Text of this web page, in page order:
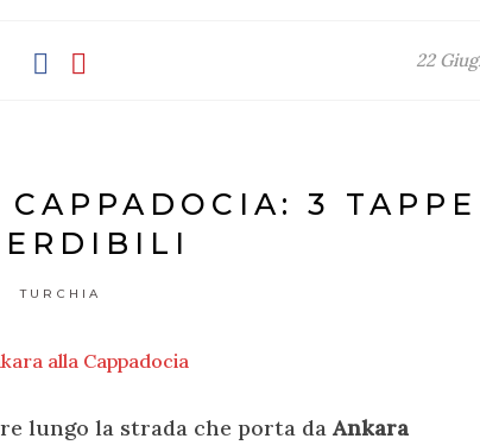
22
3 TAPPE
TURCHIA
lungo la strada che porta da Ankara